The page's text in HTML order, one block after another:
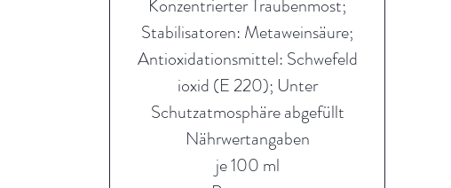
Konzentrierter Traubenmost;
Stabilisatoren: Metaweinsäure;
Antioxidationsmittel: Schwefeld
ioxid (E 220); Unter
Schutzatmosphäre abgefüllt
Nährwertangaben
je 100 ml